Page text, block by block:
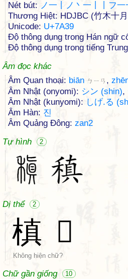
Nét bút: ノ一丨ノ丶一丨丨フ一
Thương Hiệt: HDJBC (竹木十
Unicode: U+7A39
Độ thông dụng trong Hán ngữ
Độ thông dụng trong tiếng
Âm đọc khác
Âm Quan thoại: biān ㄅㄧㄢ ,
Âm Nhật (onyomi): シン (shin),
Âm Nhật (kunyomi): しげ.る
Âm Hàn: 진
Âm Quảng Đông: zan2
Tự hình
2
Dị thể 2
槙 𥣰
Không hiện chữ?
Chữ gần giống 10